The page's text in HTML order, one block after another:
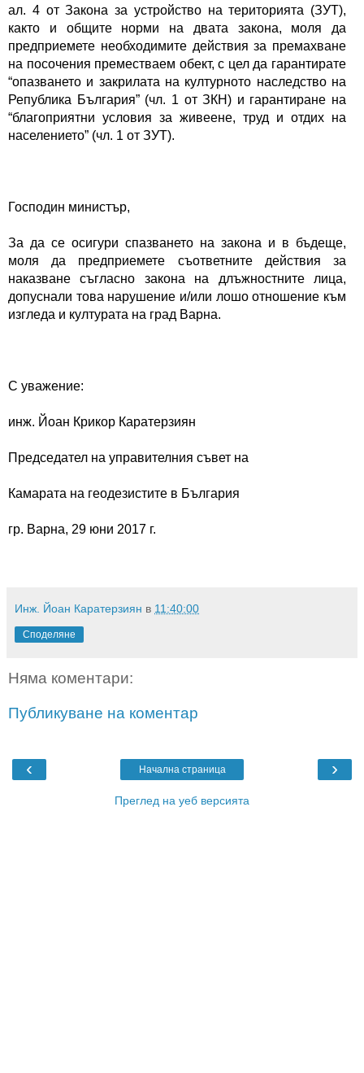
ал. 4 от Закона за устройство на територията (ЗУТ),
както и общите норми на двата закона, моля да
предприемете необходимите действия за премахване
на посочения преместваем обект, с цел да гарантирате
“опазването и закрилата на културното наследство на
Република България” (чл. 1 от ЗКН) и гарантиране на
“благоприятни условия за живеене, труд и отдих на
населението” (чл. 1 от ЗУТ).
Господин министър,
За да се осигури спазването на закона и в бъдеще,
моля да предприемете съответните действия за
наказване съгласно закона на длъжностните лица,
допуснали това нарушение и/или лошо отношение към
изгледа и културата на град Варна.
С уважение:
инж. Йоан Крикор Каратерзиян
Председател на управителния съвет на
Камарата на геодезистите в България
гр. Варна, 29 юни 2017 г.
Инж. Йоан Каратерзиян в 11:40:00
Споделяне
Няма коментари:
Публикуване на коментар
‹ ›
Начална страница
Преглед на уеб версията